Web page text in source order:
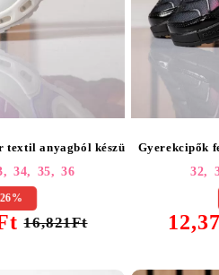
textil anyagból készült Amaris
34, 35, 36
16,821Ft
Gyerekcipők
32,